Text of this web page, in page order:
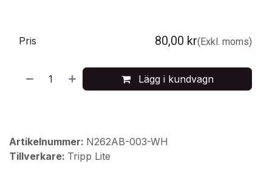
Lägg i kundvagn
Pris 80,00 kr(Exkl. moms)
Artikelnummer: N262AB-003-WH
Tillverkare: Tripp Lite